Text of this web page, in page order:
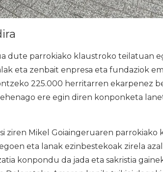
dute parrokiako klaustroko teilatuan
eta zenbait enpresa eta fundaziok
225.000 herritarren ekarpenez
ere egin diren konponketa
ziren Mikel Goiaingeruaren
eta lanak ezinbestekoak zirela
konpondu da jada eta sakristia